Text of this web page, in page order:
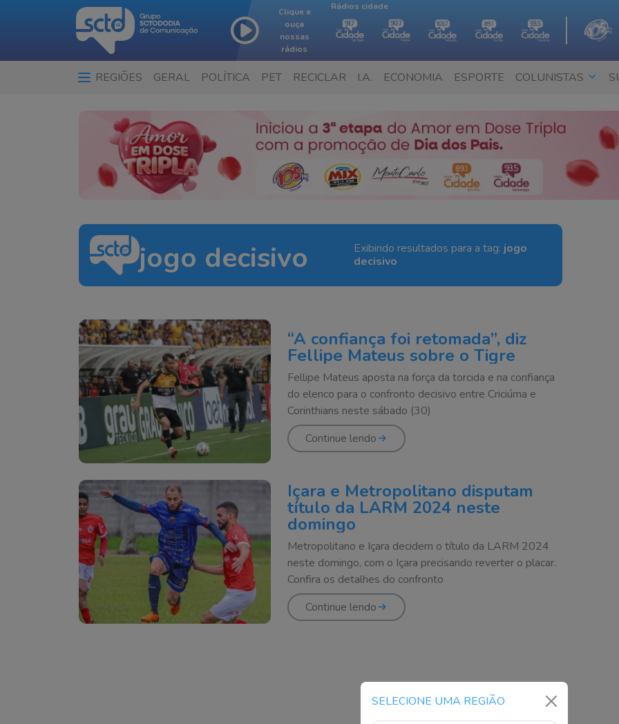
Clique e
ouça
nossas
rádios
Rádios cidade
REGIÕES GERAL POLÍTICA PET RECICLAR I.A. ECONOMIA ESPORTE COLUNISTAS
SELECIONE UMA REGIÃO
jogo decisivo Exibindo resultados para a tag: jogo
decisivo
“A confiança foi retomada”, diz
Fellipe Mateus sobre o Tigre
Fellipe Mateus aposta na força da torcida e na confiança
do elenco para o confronto decisivo entre Criciúma e
Corinthians neste sábado (30)
Continue lendo
Içara e Metropolitano disputam
título da LARM 2024 neste
domingo
Metropolitano e Içara decidem o título da LARM 2024
neste domingo, com o Içara precisando reverter o placar.
Confira os detalhes do confronto
Continue lendo